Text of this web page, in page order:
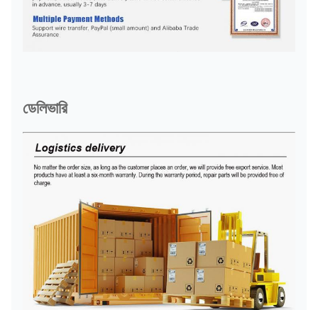
ডেলিভারি